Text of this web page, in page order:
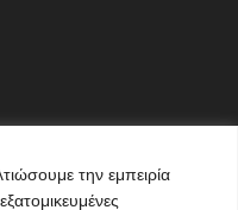
την εμπειρία